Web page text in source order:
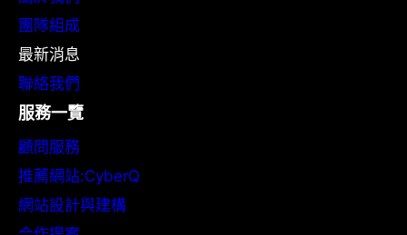
團隊組成
最新消息
聯絡我們
服務一覽
顧問服務
推薦網站:CyberQ
網站設計與建構